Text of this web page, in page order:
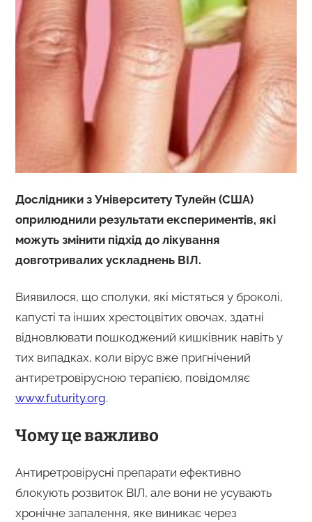
Дослідники з Університету Тулейн (США)
оприлюднили результати експериментів, які
можуть змінити підхід до лікування
довготривалих ускладнень ВІЛ.
Виявилося, що сполуки, які містяться у броколі,
капусті та інших хрестоцвітих овочах, здатні
відновлювати пошкоджений кишківник навіть у
тих випадках, коли вірус вже пригнічений
антиретровірусною терапією, повідомляє
www.futurity.org.
Чому це важливо
Антиретровірусні препарати ефективно
блокують розвиток ВІЛ, але вони не усувають
хронічне запалення, яке виникає через